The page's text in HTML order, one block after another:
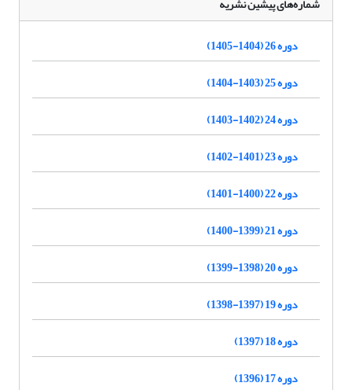
دوره 26 (1404-1405)
دوره 25 (1403-1404)
دوره 24 (1402-1403)
دوره 23 (1401-1402)
دوره 22 (1400-1401)
دوره 21 (1399-1400)
دوره 20 (1398-1399)
دوره 19 (1397-1398)
دوره 18 (1397)
دوره 17 (1396)